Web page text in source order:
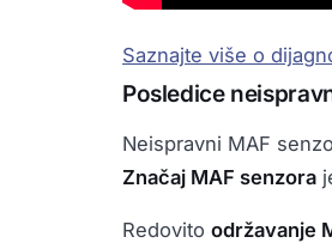
Saznajte više o
Posledice
Neispravni MAF
Značaj MAF senzora
Redovito održavanje